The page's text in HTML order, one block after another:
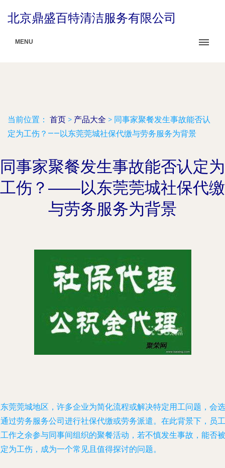
北京鼎盛百特清洁服务有限公司
MENU
当前位置： 首页 > 产品大全 > 同事家聚餐发生事故能否认
定为工伤？——以东莞莞城社保代缴与劳务服务为背景
同事家聚餐发生事故能否认定为
工伤？——以东莞莞城社保代缴
与劳务服务为背景
莞莞城地区，许多企业为简化流程或解决特定用工问题，会选
过劳务服务公司进行社保代缴或劳务派遣。在此背景下，员工
作之余参与同事间组织的聚餐活动，若不慎发生事故，能否被
为工伤，成为一个常见且值得探讨的问题。